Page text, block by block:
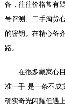
备，往往价格常有
号评测、二手淘货
的密钥。在精心备
路。
在很多藏家心
准一手”是一条不
确实奇光闪耀但遇